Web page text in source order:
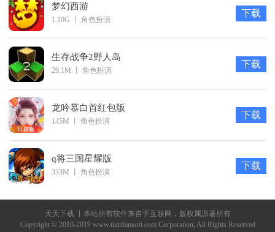
梦幻西游
1.10G 角色扮演
下载
生存战争2野人岛
29.1M 角色扮演
下载
龙吟慕白首红包版
145M 角色扮演
下载
q将三国星耀版
333M 角色扮演
下载
天天下载 丨本站所有软件来自于互联网，版权属原著所有
Copyright © 2010-2019 www.tiantiansoft.com Corporation, All Rights Reserved